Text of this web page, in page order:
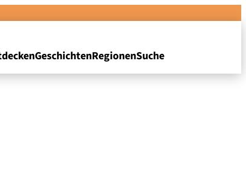
GeschichtenRegionenSuche